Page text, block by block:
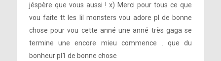
jéspère que vous aussi ! x) Merci pour tous ce que
vou faite tt les lil monsters vou adore pl de bonne
chose pour vou cette anné une anné très gaga se
termine une encore mieu commence . que du
bonheur pl1 de bonne chose